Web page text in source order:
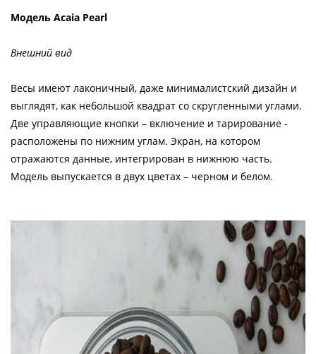
Модель Acaia Pearl
Внешний вид
Весы имеют лаконичный, даже минималистский дизайн и
выглядят, как небольшой квадрат со скругленными углами.
Две управляющие кнопки – включение и тарирование -
расположены по нижним углам. Экран, на котором
отражаются данные, интегрирован в нижнюю часть.
Модель выпускается в двух цветах – черном и белом.